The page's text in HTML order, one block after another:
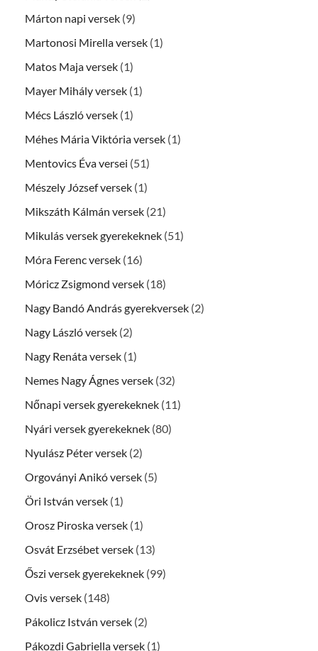
Márton napi versek (9)
Martonosi Mirella versek (1)
Matos Maja versek (1)
Mayer Mihály versek (1)
Mécs László versek (1)
Méhes Mária Viktória versek (1)
Mentovics Éva versei (51)
Mészely József versek (1)
Mikszáth Kálmán versek (21)
Mikulás versek gyerekeknek (51)
Móra Ferenc versek (16)
Móricz Zsigmond versek (18)
Nagy Bandó András gyerekversek (2)
Nagy László versek (2)
Nagy Renáta versek (1)
Nemes Nagy Ágnes versek (32)
Nőnapi versek gyerekeknek (11)
Nyári versek gyerekeknek (80)
Nyulász Péter versek (2)
Orgoványi Anikó versek (5)
Öri István versek (1)
Orosz Piroska versek (1)
Osvát Erzsébet versek (13)
Őszi versek gyerekeknek (99)
Ovis versek (148)
Pákolicz István versek (2)
Pákozdi Gabriella versek (1)